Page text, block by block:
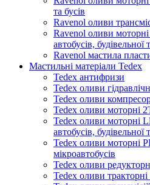
та бусів
Ravenol оливи
Ravenol оливи
автобусів,
Ravenol мастила
Мастильні матеріали Tedex
Tedex антифризи
Tedex оливи
Tedex оливи
Tedex оливи моторні
Tedex оливи моторні
автобусів,
Tedex оливи моторні
мікроавтобусів
Tedex оливи
Tedex оливи